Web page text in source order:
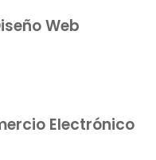
Web
Electrónico